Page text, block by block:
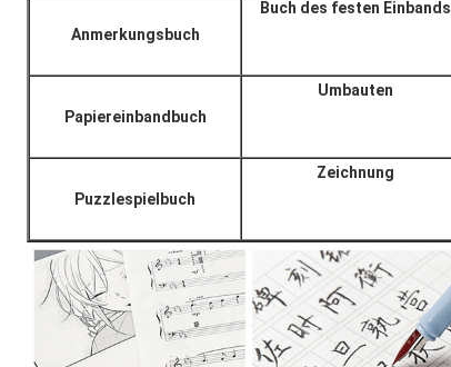
Anmerkungsbuch
Buch des festen Einbands
Papiereinbandbuch
Umbauten
Puzzlespielbuch
Zeichnung